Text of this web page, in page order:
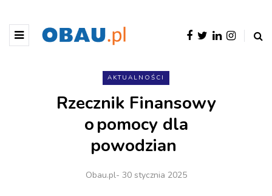
AKTUALNOŚCI
Rzecznik Finansowy
o pomocy dla
powodzian
Obau.pl- 30 stycznia 2025